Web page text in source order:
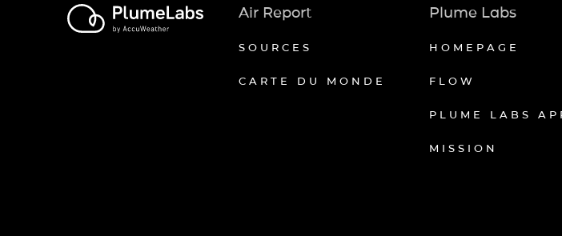
Air Report
SOURCES
CARTE DU MONDE
Plume Labs
HOMEPAGE
FLOW
PLUME LABS
MISSION